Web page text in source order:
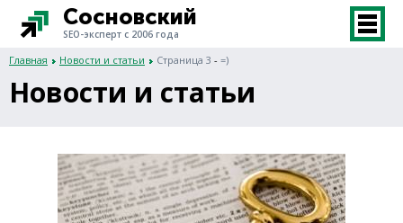
Сосновский
SEO-эксперт с 2006 года
Главная Новости и статьи Страница 3 - =)
Новости и статьи